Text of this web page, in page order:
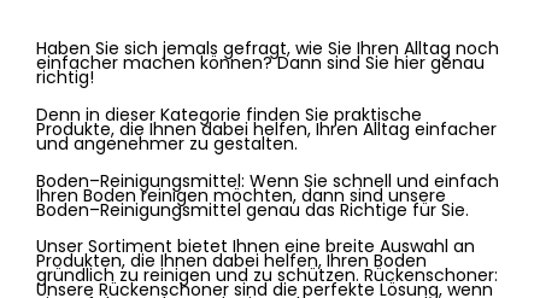
Haben Sie sich jemals gefragt, wie Sie Ihren Alltag noch
einfacher machen können?Dann sind Sie hier genau
richtig!
Denn in dieser Kategorie finden Sie praktische
Produkte, die Ihnen dabei helfen, Ihren Alltag einfacher
und angenehmer zu gestalten.
Boden–Reinigungsmittel: Wenn Sie schnell und einfach
IhrenBodenreinigenmöchten,dannsindunsere
Boden–Reinigungsmittel genau dasRichtigefürSie.
Unser Sortiment bietet Ihnen eine breite Auswahl an
Produkten, die Ihnen dabei helfen, Ihren Boden
gründlich zu reinigen und zu schützen. Rückenschoner:
Unsere Rückenschoner sind die perfekte Lösung, wenn